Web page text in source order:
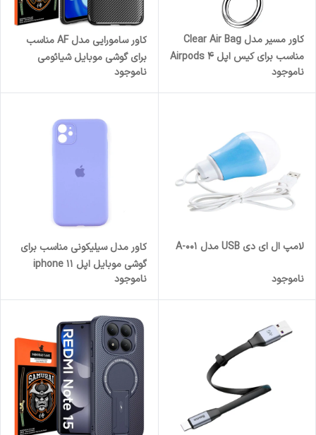
کاور مسیر مدل Clear Air Bag
مناسب برای کیس اپل Airpods 4
ناموجود
کاور سامورایی مدل AF مناسب
برای گوشی موبایل شیائومی
Redmi Note 11 4G / Note 11S
4G
ناموجود
لامپ ال ای دی USB مدل A-001
ناموجود
کاور مدل سیلیکونی مناسب برای
گوشی موبایل اپل iphone 11
ناموجود